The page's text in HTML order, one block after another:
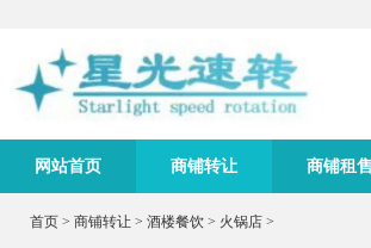
网站首页 商铺转让 商铺租售
首页 > 商铺转让 > 酒楼餐饮 > 火锅店 >